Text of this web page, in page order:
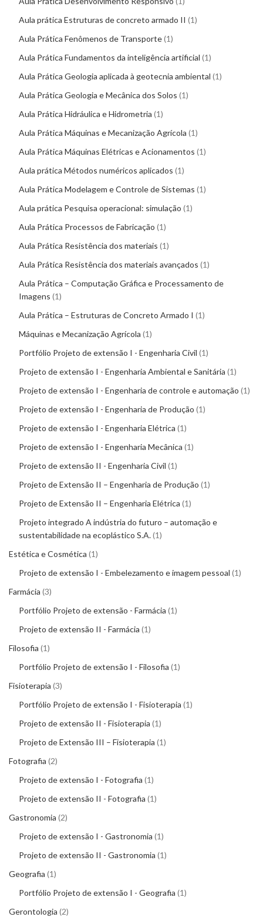
Aula prática Estruturas de concreto armado II 1
Aula Prática Fenômenos de Transporte 1
Aula Prática Fundamentos da inteligência artificial 1
Aula Prática Geologia aplicada à geotecnia ambiental 1
Aula Prática Geologia e Mecânica dos Solos 1
Aula Prática Hidráulica e Hidrometria 1
Aula Prática Máquinas e Mecanização Agrícola 1
Aula Prática Máquinas Elétricas e Acionamentos 1
Aula prática Métodos numéricos aplicados 1
Aula Prática Modelagem e Controle de Sistemas 1
Aula prática Pesquisa operacional: simulação 1
Aula Prática Processos de Fabricação 1
Aula Prática Resistência dos materiais 1
Aula Prática Resistência dos materiais avançados 1
Aula Prática – Computação Gráfica e Processamento de
Imagens 1
Aula Prática – Estruturas de Concreto Armado I 1
Máquinas e Mecanização Agrícola 1
Portfólio Projeto de extensão I - Engenharia Civil 1
Projeto de extensão I - Engenharia Ambiental e Sanitária 1
Projeto de extensão I - Engenharia de controle e automação 1
Projeto de extensão I - Engenharia de Produção 1
Projeto de extensão I - Engenharia Elétrica 1
Projeto de extensão I - Engenharia Mecânica 1
Projeto de extensão II - Engenharia Civil 1
Projeto de Extensão II – Engenharia de Produção 1
Projeto de Extensão II – Engenharia Elétrica 1
Projeto integrado A indústria do futuro – automação e
sustentabilidade na ecoplástico S.A. 1
Estética e Cosmética 1
Projeto de extensão I - Embelezamento e imagem pessoal 1
Farmácia 3
Portfólio Projeto de extensão - Farmácia 1
Projeto de extensão II - Farmácia 1
Filosofia 1
Portfólio Projeto de extensão I - Filosofia 1
Fisioterapia 3
Portfólio Projeto de extensão I - Fisioterapia 1
Projeto de extensão II - Fisioterapia 1
Projeto de Extensão III – Fisioterapia 1
Fotografia 2
Projeto de extensão I - Fotografia 1
Projeto de extensão II - Fotografia 1
Gastronomia 2
Projeto de extensão I - Gastronomia 1
Projeto de extensão II - Gastronomia 1
Geografia 1
Portfólio Projeto de extensão I - Geografia 1
Gerontologia 2